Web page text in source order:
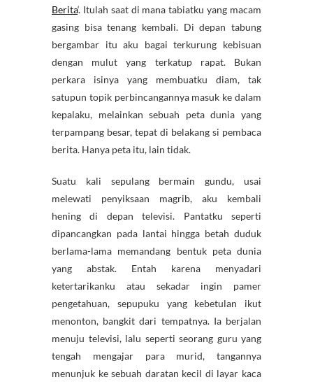
Berita‘. Itulah saat di mana tabiatku yang macam
gasing bisa tenang kembali. Di depan tabung
bergambar itu aku bagai terkurung kebisuan
dengan mulut yang terkatup rapat. Bukan
perkara isinya yang membuatku diam, tak
satupun topik perbincangannya masuk ke dalam
kepalaku, melainkan sebuah peta dunia yang
terpampang besar, tepat di belakang si pembaca
berita. Hanya peta itu, lain tidak.
Suatu kali sepulang bermain gundu, usai
melewati penyiksaan magrib, aku kembali
hening di depan televisi. Pantatku seperti
dipancangkan pada lantai hingga betah duduk
berlama-lama memandang bentuk peta dunia
yang abstak. Entah karena menyadari
ketertarikanku atau sekadar ingin pamer
pengetahuan, sepupuku yang kebetulan ikut
menonton, bangkit dari tempatnya. Ia berjalan
menuju televisi, lalu seperti seorang guru yang
tengah mengajar para murid, tangannya
menunjuk ke sebuah daratan kecil di layar kaca